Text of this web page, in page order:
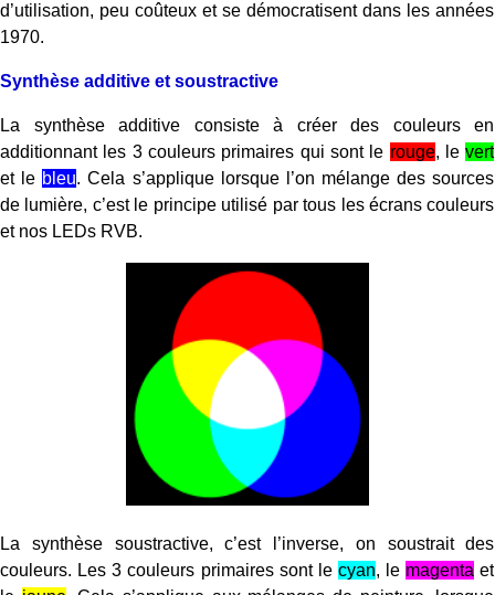
d’utilisation, peu coûteux et se démocratisent dans les années
1970.
Synthèse additive et soustractive
La synthèse additive consiste à créer des couleurs en
additionnant les 3 couleurs primaires qui sont le rouge, levert
et le bleu. Cela s’applique lorsque l’on mélange des sources
de lumière, c’est le principe utilisé par tous les écrans couleurs
et nos LEDs RVB.
La synthèse soustractive, c’est l’inverse, on soustrait des
couleurs. Les 3 couleurs primaires sont le cyan, le magenta et